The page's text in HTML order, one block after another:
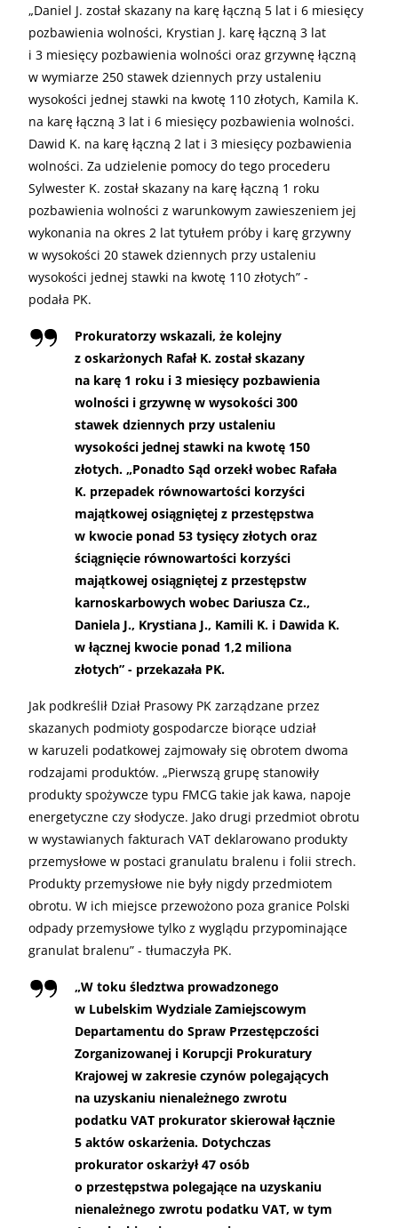
„Daniel J. został skazany na karę łączną 5 lat i 6 miesięcy
pozbawienia wolności, Krystian J. karę łączną 3 lat
i 3 miesięcy pozbawienia wolności oraz grzywnę łączną
w wymiarze 250 stawek dziennych przy ustaleniu
wysokości jednej stawki na kwotę 110 złotych, Kamila K.
na karę łączną 3 lat i 6 miesięcy pozbawienia wolności.
Dawid K. na karę łączną 2 lat i 3 miesięcy pozbawienia
wolności. Za udzielenie pomocy do tego procederu
Sylwester K. został skazany na karę łączną 1 roku
pozbawienia wolności z warunkowym zawieszeniem jej
wykonania na okres 2 lat tytułem próby i karę grzywny
w wysokości 20 stawek dziennych przy ustaleniu
wysokości jednej stawki na kwotę 110 złotych” -
podała PK.
Prokuratorzy wskazali, że kolejny
z oskarżonych Rafał K. został skazany
na karę 1 roku i 3 miesięcy pozbawienia
wolności i grzywnę w wysokości 300
stawek dziennych przy ustaleniu
wysokości jednej stawki na kwotę 150
złotych. „Ponadto Sąd orzekł wobec Rafała
K. przepadek równowartości korzyści
majątkowej osiągniętej z przestępstwa
w kwocie ponad 53 tysięcy złotych oraz
ściągnięcie równowartości korzyści
majątkowej osiągniętej z przestępstw
karnoskarbowych wobec Dariusza Cz.,
Daniela J., Krystiana J., Kamili K. i Dawida K.
w łącznej kwocie ponad 1,2 miliona
złotych” - przekazała PK.
Jak podkreślił Dział Prasowy PK zarządzane przez
skazanych podmioty gospodarcze biorące udział
w karuzeli podatkowej zajmowały się obrotem dwoma
rodzajami produktów. „Pierwszą grupę stanowiły
produkty spożywcze typu FMCG takie jak kawa, napoje
energetyczne czy słodycze. Jako drugi przedmiot obrotu
w wystawianych fakturach VAT deklarowano produkty
przemysłowe w postaci granulatu bralenu i folii strech.
Produkty przemysłowe nie były nigdy przedmiotem
obrotu. W ich miejsce przewożono poza granice Polski
odpady przemysłowe tylko z wyglądu przypominające
granulat bralenu” - tłumaczyła PK.
„W toku śledztwa prowadzonego
w Lubelskim Wydziale Zamiejscowym
Departamentu do Spraw Przestępczości
Zorganizowanej i Korupcji Prokuratury
Krajowej w zakresie czynów polegających
na uzyskaniu nienależnego zwrotu
podatku VAT prokurator skierował łącznie
5 aktów oskarżenia. Dotychczas
prokurator oskarżył 47 osób
o przestępstwa polegające na uzyskaniu
nienależnego zwrotu podatku VAT, w tym